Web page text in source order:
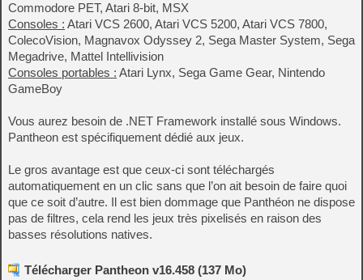
Commodore PET, Atari 8-bit, MSX
Consoles : Atari VCS 2600, Atari VCS 5200, Atari VCS 7800,
ColecoVision, Magnavox Odyssey 2, Sega Master System, Sega
Megadrive, Mattel Intellivision
Consoles portables : Atari Lynx, Sega Game Gear, Nintendo
GameBoy
Vous aurez besoin de .NET Framework installé sous Windows.
Pantheon est spécifiquement dédié aux jeux.
Le gros avantage est que ceux-ci sont téléchargés
automatiquement en un clic sans que l’on ait besoin de faire quoi
que ce soit d’autre. Il est bien dommage que Panthéon ne dispose
pas de filtres, cela rend les jeux très pixelisés en raison des
basses résolutions natives.
Télécharger Pantheon v16.458 (137 Mo)